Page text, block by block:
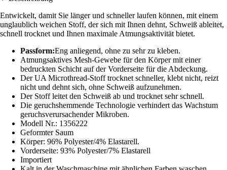
Entwickelt, damit Sie länger und schneller laufen können, mit einem
unglaublich weichen Stoff, der sich mit Ihnen dehnt, Schweiß ableitet,
schnell trocknet und Ihnen maximale Atmungsaktivität bietet.
Passform:Eng anliegend, ohne zu sehr zu kleben.
Atmungsaktives Mesh-Gewebe für den Körper mit einer
bedruckten Schicht auf der Vorderseite für die Abdeckung.
Der UA Microthread-Stoff trocknet schneller, klebt nicht, reizt
nicht und dehnt sich, ohne Schweiß aufzunehmen.
Der Stoff leitet den Schweiß ab und trocknet sehr schnell.
Die geruchshemmende Technologie verhindert das Wachstum
geruchsverursachender Mikroben.
Modell Nr.: 1356222
Geformter Saum
Körper: 96% Polyester/4% Elastarell.
Vorderseite: 93% Polyester/7% Elastarell
Importiert